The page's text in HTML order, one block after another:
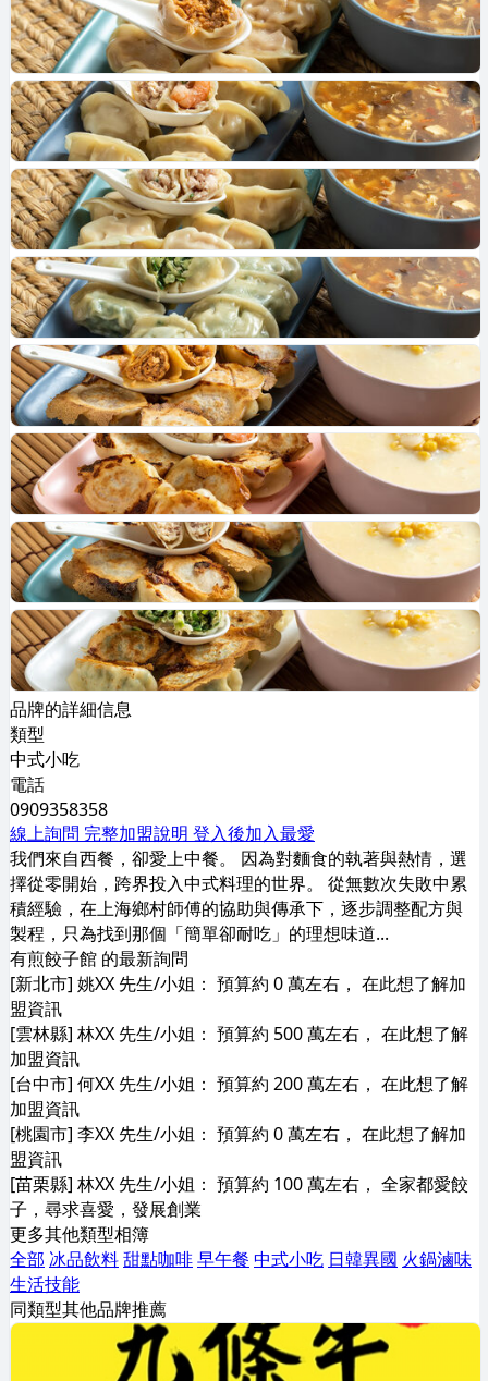
品牌的詳細信息
類型
中式小吃
電話
0909358358
線上詢問 完整加盟說明 登入後加入最愛
我們來自西餐，卻愛上中餐。 因為對麵食的執著與熱情，選
擇從零開始，跨界投入中式料理的世界。 從無數次失敗中累
積經驗，在上海鄉村師傅的協助與傳承下，逐步調整配方與
製程，只為找到那個「簡單卻耐吃」的理想味道...
有煎餃子館 的最新詢問
[新北市] 姚XX 先生/小姐： 預算約 0 萬左右， 在此想了解加
盟資訊
[雲林縣] 林XX 先生/小姐： 預算約 500 萬左右， 在此想了解
加盟資訊
[台中市] 何XX 先生/小姐： 預算約 200 萬左右， 在此想了解
加盟資訊
[桃園市] 李XX 先生/小姐： 預算約 0 萬左右， 在此想了解加
盟資訊
[苗栗縣] 林XX 先生/小姐： 預算約 100 萬左右， 全家都愛餃
子，尋求喜愛，發展創業
更多其他類型相簿
全部 冰品飲料甜點咖啡早午餐 中式小吃 日韓異國 火鍋滷味
生活技能
同類型其他品牌推薦